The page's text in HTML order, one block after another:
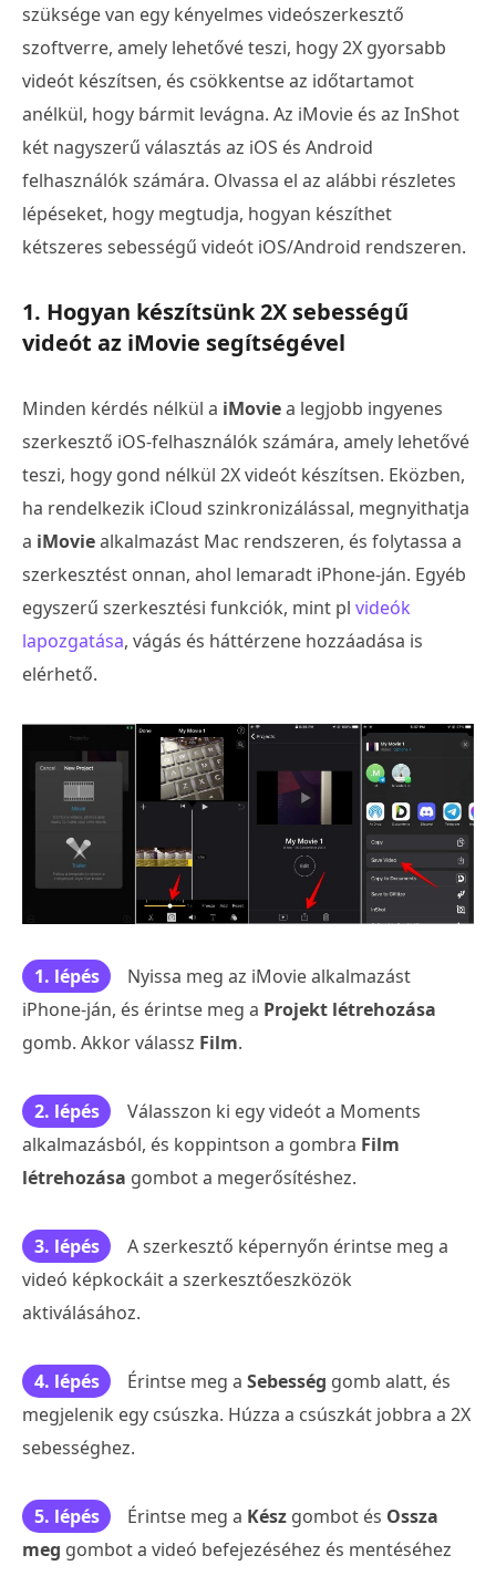
szüksége van egy kényelmes videószerkesztő
szoftverre, amely lehetővé teszi, hogy 2X gyorsabb
videót készítsen, és csökkentse az időtartamot
anélkül, hogy bármit levágna. Az iMovie és az InShot
két nagyszerű választás az iOS és Android
felhasználók számára. Olvassa el az alábbi részletes
lépéseket, hogy megtudja, hogyan készíthet
kétszeres sebességű videót iOS/Android rendszeren.
1. Hogyan készítsünk 2X sebességű
videót az iMovie segítségével
Minden kérdés nélkül a iMoviea legjobb ingyenes
szerkesztő iOS-felhasználók számára, amely lehetővé
teszi, hogy gond nélkül 2X videót készítsen. Eközben,
ha rendelkezik iCloud szinkronizálással, megnyithatja
a iMoviealkalmazást Mac rendszeren, és folytassa a
szerkesztést onnan, ahol lemaradt iPhone-ján. Egyéb
egyszerű szerkesztési funkciók, mint pl videók
lapozgatása, vágás és háttérzene hozzáadása is
elérhető.
1. lépés
Nyissa meg az iMovie alkalmazást
iPhone-ján, és érintse meg a Projekt létrehozása
gomb. Akkor válassz Film.
2. lépés
Válasszon ki egy videót a Moments
alkalmazásból, és koppintson a gombra Film
létrehozása gombot a megerősítéshez.
3. lépés
A szerkesztő képernyőn érintse meg a
videó képkockáit a szerkesztőeszközök
aktiválásához.
4. lépés Érintse meg a Sebesség gomb alatt, és
megjelenik egy csúszka. Húzza a csúszkát jobbra a 2X
sebességhez.
5. lépés Érintse meg a Kész gombot és Ossza
meg gombot a videó befejezéséhez és mentéséhez